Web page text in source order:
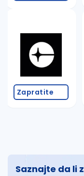
Zapratite
Saznajte da li